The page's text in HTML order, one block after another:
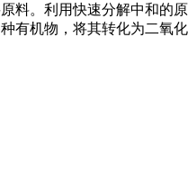
料。利用快速分解中和的原
有机物，将其转化为二氧化